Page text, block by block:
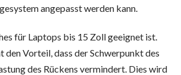
angepasst werden kann.
für Laptops bis 15 Zoll geeignet ist.
Vorteil, dass der Schwerpunkt des
des Rückens vermindert. Dies wird